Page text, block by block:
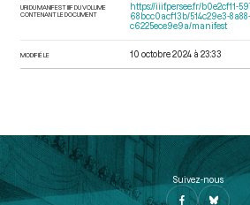
URI DU MANIFEST IIIF DU VOLUME
CONTENANT LE DOCUMENT
https://iiif.persee.fr/b0e2cf11-
68bcc0acf13b/514c29e3-
c6225ece9e9a/manifest
MODIFIÉ LE 10 octobre 2024 à 23:33
Suivez-nous